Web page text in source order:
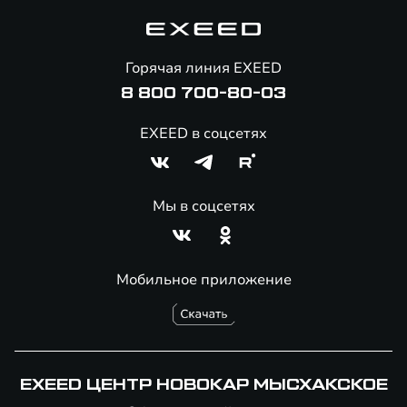
Помощь на дорогах
Мобильное приложение
Горячая линия EXEED
8 800 700-80-03
EXEED в соцсетях
Мы в соцсетях
EXEED ЦЕНТР НОВОКАР МЫСХАКСКОЕ